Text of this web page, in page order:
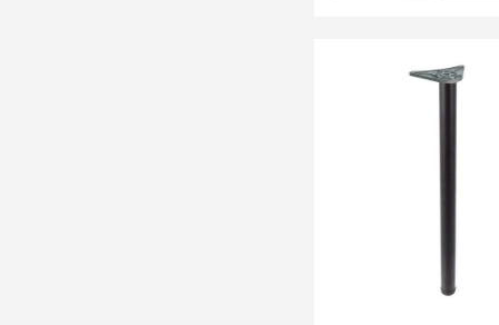
Система шкафа-
легкая
Уплотнители